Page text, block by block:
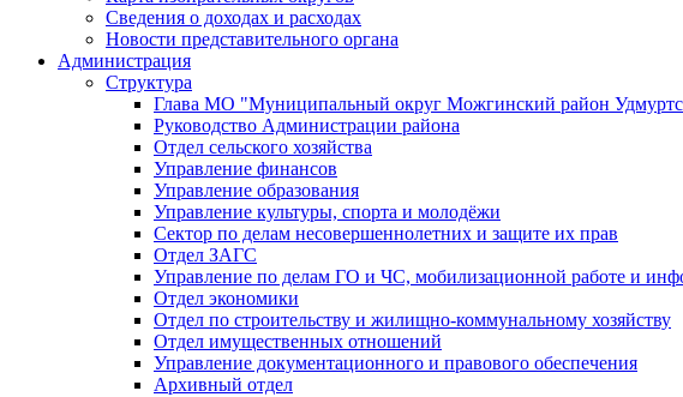
Сведения о доходах и расходах
Новости представительного органа
Администрация
Структура
Глава МО "Муниципальный округ Можгинский район
Руководство Администрации района
Отдел сельского хозяйства
Управление финансов
Управление образования
Управление культуры, спорта и молодёжи
Сектор по делам несовершеннолетних и защите их прав
Отдел ЗАГС
Управление по делам ГО и ЧС, мобилизационной работе и
Отдел экономики
Отдел по строительству и жилищно-коммунальному хозяйству
Отдел имущественных отношений
Управление документационного и правового обеспечения
Архивный отдел